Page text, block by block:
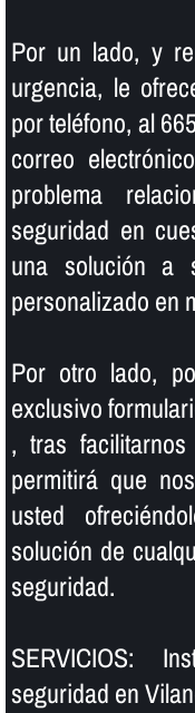
Por un lado, y
urgencia, le
por teléfono, al
correo
problema
seguridad en
una solución a
personalizado en
Por otro lado,
exclusivo
, tras
permitirá que
usted
solución de
seguridad.
SERVICIOS:
seguridad en